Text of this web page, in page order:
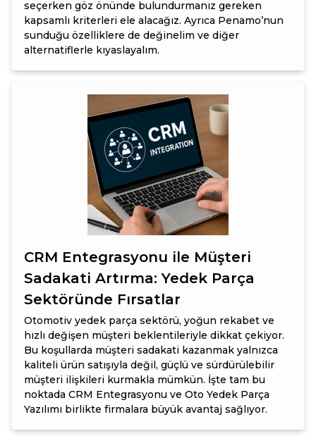
seçerken göz önünde bulundurmanız gereken
kapsamlı kriterleri ele alacağız. Ayrıca Penamo’nun
sunduğu özelliklere de değinelim ve diğer
alternatiflerle kıyaslayalım.
CRM Entegrasyonu ile Müşteri
Sadakati Artırma: Yedek Parça
Sektöründe Fırsatlar
Otomotiv yedek parça sektörü, yoğun rekabet ve
hızlı değişen müşteri beklentileriyle dikkat çekiyor.
Bu koşullarda müşteri sadakati kazanmak yalnızca
kaliteli ürün satışıyla değil, güçlü ve sürdürülebilir
müşteri ilişkileri kurmakla mümkün. İşte tam bu
noktada CRM Entegrasyonu ve Oto Yedek Parça
Yazılımı birlikte firmalara büyük avantaj sağlıyor.